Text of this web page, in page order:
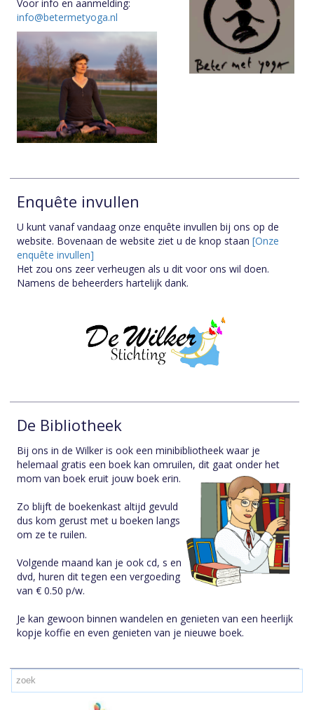
Voor info en aanmelding:
info@betermetyoga.nl
Enquête invullen
U kunt vanaf vandaag onze enquête invullen bij ons op de
website. Bovenaan de website ziet u de knop staan [Onze
enquête invullen]
Het zou ons zeer verheugen als u dit voor ons wil doen.
Namens de beheerders hartelijk dank.
De Bibliotheek
Bij ons in de Wilker is ook een minibibliotheek waar je
helemaal gratis een boek kan omruilen, dit gaat onder het
mom van boek eruit jouw boek erin.
Zo blijft de boekenkast altijd gevuld
dus kom gerust met u boeken langs
om ze te ruilen.
Volgende maand kan je ook cd, s en
dvd, huren dit tegen een vergoeding
van € 0.50 p/w.
Je kan gewoon binnen wandelen en genieten van een heerlijk
kopje koffie en even genieten van je nieuwe boek.